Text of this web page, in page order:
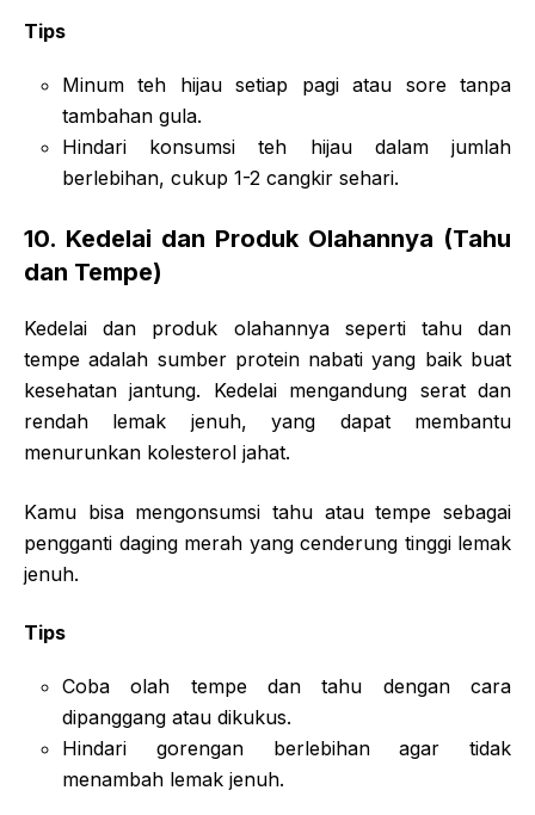
Tips
Minum teh hijau setiap pagi atau sore tanpa
tambahan gula.
Hindari konsumsi teh hijau dalam jumlah
berlebihan, cukup 1-2 cangkir sehari.
10. Kedelai dan Produk Olahannya (Tahu
dan Tempe)
Kedelai dan produk olahannya seperti tahu dan
tempe adalah sumber protein nabati yang baik buat
kesehatan jantung. Kedelai mengandung serat dan
rendah lemak jenuh, yang dapat membantu
menurunkan kolesterol jahat.
Kamu bisa mengonsumsi tahu atau tempe sebagai
pengganti daging merah yang cenderung tinggi lemak
jenuh.
Tips
Coba olah tempe dan tahu dengan cara
dipanggang atau dikukus.
Hindari gorengan berlebihan agar tidak
menambah lemak jenuh.